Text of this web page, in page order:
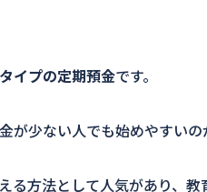
イプの定期預金です。
少ない人でも始めやすいの
る方法として人気があり、